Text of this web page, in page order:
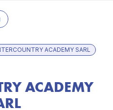
ACADEMY SARL
ACADEMY